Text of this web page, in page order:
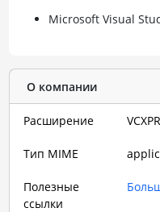
Microsoft Visual
О компании
Расширение
Тип MIME
Полезные
ссылки